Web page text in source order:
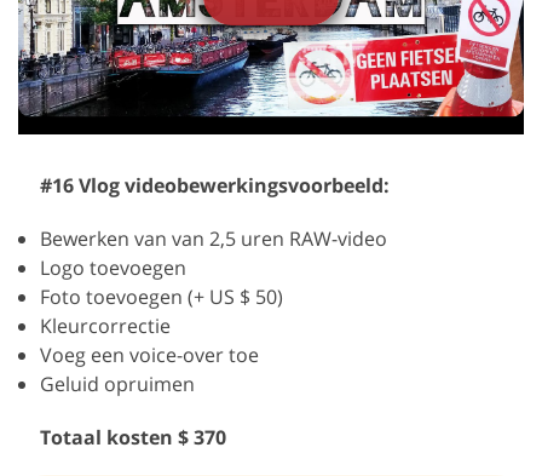
#16 Vlog videobewerkingsvoorbeeld:
Bewerken van van 2,5 uren RAW-video
Logo toevoegen
Foto toevoegen (+ US $ 50)
Kleurcorrectie
Voeg een voice-over toe
Geluid opruimen
Totaal kosten $ 370